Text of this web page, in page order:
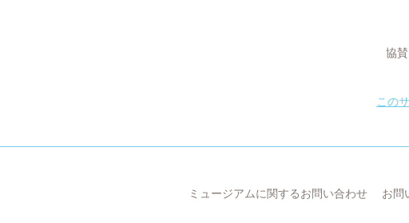
協賛
この
ミュージアムに関するお問い合わせ お問